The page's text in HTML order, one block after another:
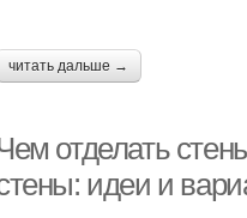
читать дальше →
отделать
идеи и